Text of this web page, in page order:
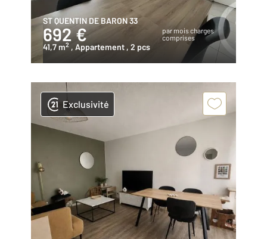
ST QUENTIN DE BARON 33
692 €
par mois charges
comprises
41,7 m2 , Appartement , 2 pcs
Exclusivité